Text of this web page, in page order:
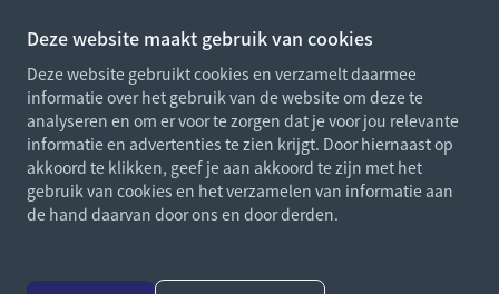
Deze website maakt gebruik van cookies
Deze website gebruikt cookies en verzamelt daarmee
informatie over het gebruik van de website om deze te
analyseren en om er voor te zorgen dat je voor jou relevante
informatie en advertenties te zien krijgt. Door hiernaast op
akkoord te klikken, geef je aan akkoord te zijn met het
gebruik van cookies en het verzamelen van informatie aan
de hand daarvan door ons en door derden.